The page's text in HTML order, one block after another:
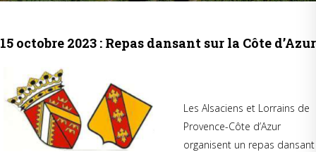
15 octobre 2023 : Repas dansant sur la Côte d’Azur
Les Alsaciens et Lorrains de
Provence-Côte d’Azur
organisent un repas dansant